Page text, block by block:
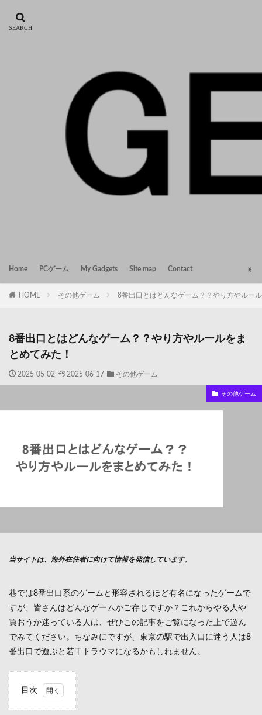
Home PCゲーム My Gadgets Site map Contact
HOME その他ゲーム 8番出口とはどんなゲーム？？やり方やルー
8番出口とはどんなゲーム？？やり方やルールをま
とめてみた！
2025-05-02 2025-06-17 その他ゲーム
その他ゲーム
当サイトは、海外在住者に向けて情報を発信しています。
巷では8番出口系のゲームと形容されるほど有名になったゲームで
すが、皆さんはどんなゲームかご存じですか？これからやる人や
買おうか迷っている人は、ぜひこの記事をご覧になった上で遊ん
でみてください。ちなみにですが、東京の駅で出入口に迷う人は8
番出口で遊ぶと若干トラウマになるかもしれません。
目次